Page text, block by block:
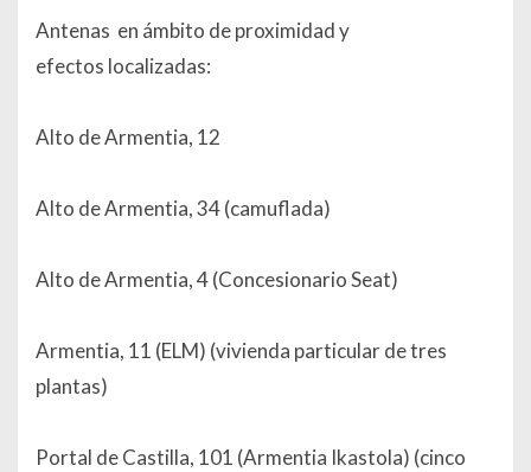
Antenas en ámbito de proximidad y
efectos localizadas:
Alto de Armentia, 12
Alto de Armentia, 34 (camuflada)
Alto de Armentia, 4 (Concesionario Seat)
Armentia, 11 (ELM) (vivienda particular de tres
plantas)
Portal de Castilla, 101 (Armentia Ikastola) (cinco